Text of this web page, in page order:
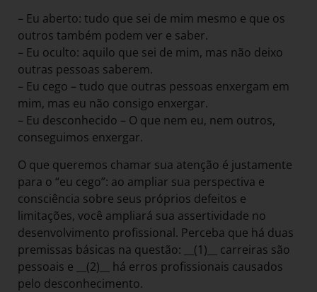
– Eu aberto: tudo que sei de mim mesmo e que os
outros também podem ver e saber.
– Eu oculto: aquilo que sei de mim, mas não deixo
outras pessoas saberem.
– Eu cego – tudo que outras pessoas enxergam em
mim, mas eu não consigo enxergar.
– Eu desconhecido – O que nem eu, nem outros,
conseguimos enxergar.
O que queremos chamar sua atenção é justamente
para o “eu cego”: ao ampliar sua perspectiva e
consciência sobre seus próprios defeitos e
limitações, você ampliará sua assertividade no
desenvolvimento profissional. Perceba que há duas
premissas básicas na questão: __(1)__ carreiras são
pessoais e __(2)__ há erros profissionais causados
pelo desconhecimento.